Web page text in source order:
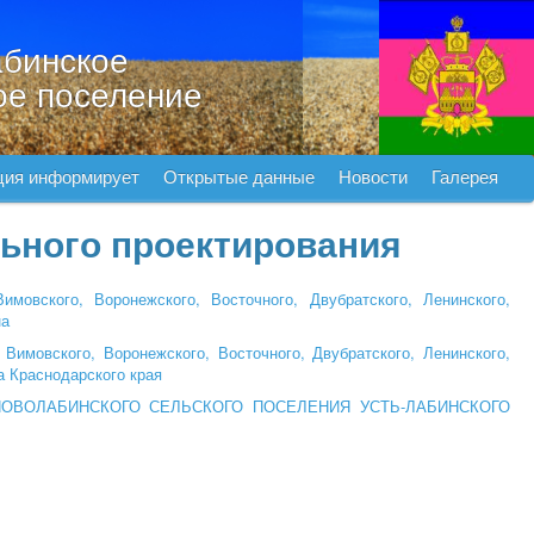
поселение
информирует Открытые данные Новости Галерея
проектирования
Воронежского, Восточного, Двубратского, Ленинского,
Воронежского, Восточного, Двубратского, Ленинского,
Краснодарского края
СЕЛЬСКОГО ПОСЕЛЕНИЯ УСТЬ-ЛАБИНСКОГО